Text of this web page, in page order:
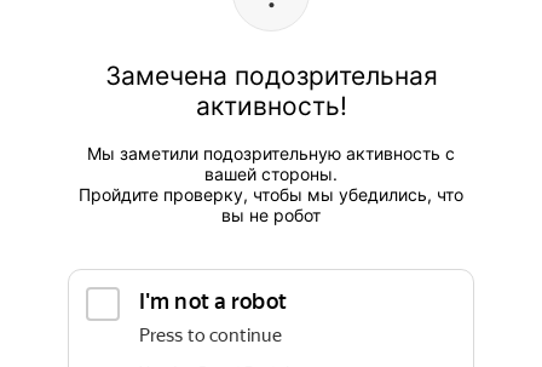
Замечена подозрительная
активность!
Мы заметили подозрительную активность с
вашей стороны.
Пройдите проверку, чтобы мы убедились, что
вы не робот